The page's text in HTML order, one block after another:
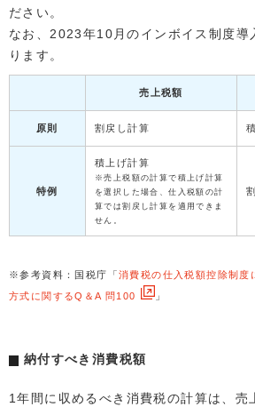
ださい。
なお、2023年10月のインボイス制度導
ります。
売上税額
原則 割戻し計算
特例
積上げ計算
※売上税額の計算で積上げ計算
を選択した場合、仕入税額の計
算では割戻し計算を適用できま
せん。
※参考資料：国税庁「消費税の仕入税額控除制度
方式に関するQ＆A 問100
」
納付すべき消費税額
1年間に収めるべき消費税の計算は、売